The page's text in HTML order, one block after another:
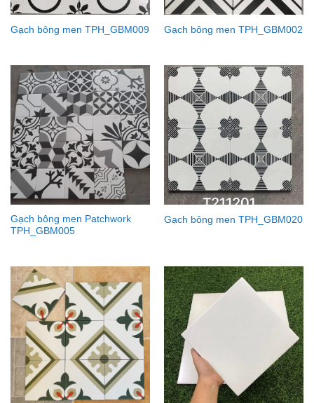
Gạch bông men TPH_GBM009 Gạch bông men TPH_GBM002
Gạch bông men Patchwork
TPH_GBM005
Gạch bông men TPH_GBM020